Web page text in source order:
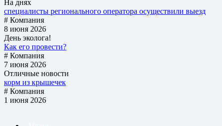
На днях
специалисты регионального оператора осуществили выезд
# Компания
8 июня 2026
День эколога!
Как его провести?
# Компания
7 июня 2026
Отличные новости
корм из крышечек
# Компания
1 июня 2026